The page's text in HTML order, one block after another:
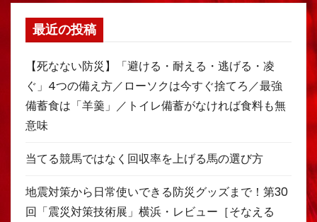
最近の投稿
【死なない防災】「避ける・耐える・逃げる・凌
ぐ」4つの備え方／ローソクは今すぐ捨てろ／最強
備蓄食は「羊羹」／トイレ備蓄がなければ食料も無
意味
当てる競馬ではなく回収率を上げる馬の選び方
地震対策から日常使いできる防災グッズまで！第30
回「震災対策技術展」横浜・レビュー［そなえる